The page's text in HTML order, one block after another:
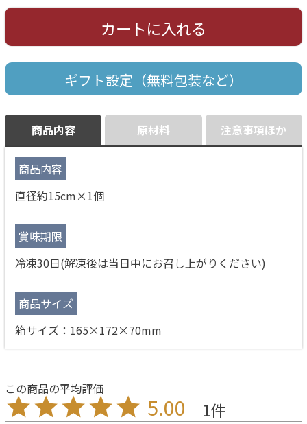
カートに入れる
ギフト設定（無料包装など）
商品内容
商品内容
直径約15cm×1個
賞味期限
冷凍30日(解凍後は当日中にお召し上がりください)
商品サイズ
箱サイズ：165×172×70mm
原材料 注意事項ほか
5.00 1